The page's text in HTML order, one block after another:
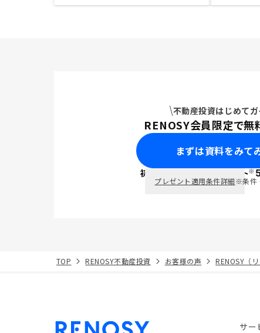
不動産投資はじめてガ
RENOSY会員限定で無
まずは資料をみて
初回面談で ポイント※
プレゼント適用条件詳細※条件
TOP RENOSY不動産投資 お客様の声 RENOSY（
サー